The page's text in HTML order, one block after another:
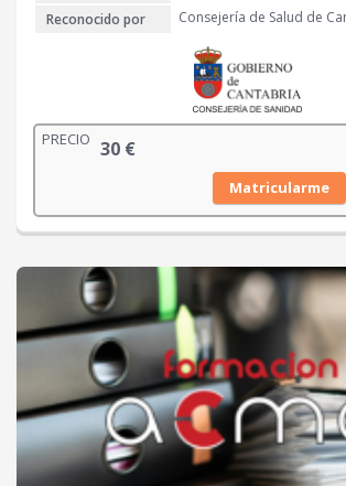
.
Reconocido por
Consejería de Salud de
PRECIO 30 €
Matricularme